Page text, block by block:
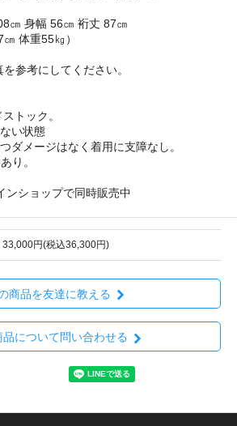
㎝ 身幅 56㎝ 裄丈 87㎝
体重55㎏）
参考にしてください。
トック。
い状態
ダメージはなく着用に支障なし。
り。
ンショップで同時販売中
33,000円(税込36,300円)
商品を友達に教える
品について問い合わせる